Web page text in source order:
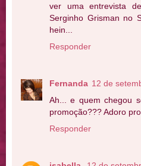
ver uma entrevista
Serginho Grisman no
hein...
Responder
Fernanda 12 de
Ah... e quem chegou
promoção??? Adoro
Responder